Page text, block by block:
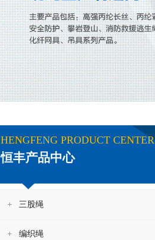
HENGFENG PRODUCT CENTER
恒丰产品中心
三股绳
编织绳